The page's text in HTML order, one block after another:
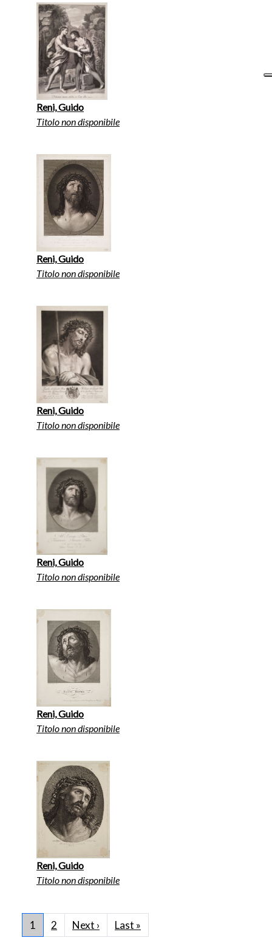
Reni, Guido
Titolo non disponibile
Reni, Guido
Titolo non disponibile
Reni, Guido
Titolo non disponibile
Reni, Guido
Titolo non disponibile
Reni, Guido
Titolo non disponibile
Reni, Guido
Titolo non disponibile
1 2 Next › Next page
Last »